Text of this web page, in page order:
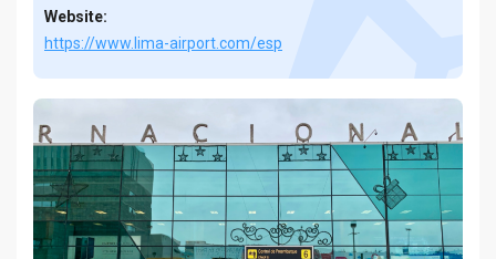
Website:
https://www.lima-airport.com/esp